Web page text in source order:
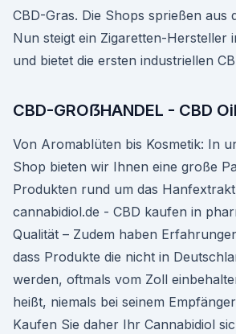
CBD-Gras. Die Shops sprießen aus
Nun steigt ein Zigaretten-Hersteller
und bietet die ersten industriellen
CBD-GROẞHANDEL - CBD
Von Aromablüten bis Kosmetik: In
Shop bieten wir Ihnen eine große
Produkten rund um das
cannabidiol.de - CBD kaufen in
Qualität – Zudem haben
dass Produkte die nicht in
werden, oftmals vom Zoll
heißt, niemals bei seinem
Kaufen Sie daher Ihr Cannabidiol